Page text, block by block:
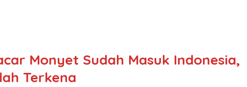
Monyet Sudah Masuk Indonesia,
Terkena